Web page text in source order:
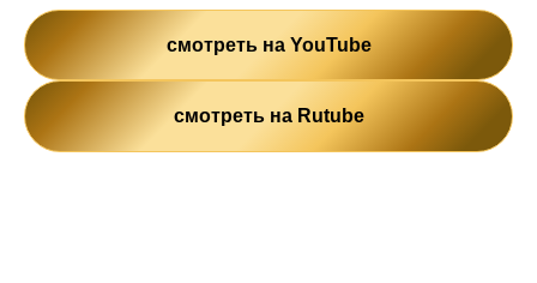
смотреть на YouTube
смотреть на Rutube